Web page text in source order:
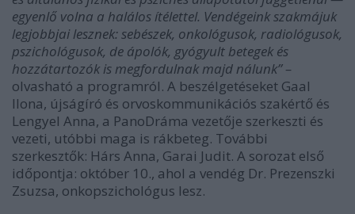
egyenlő volna a halálos ítélettel. Vendégeink szakmájuk
legjobbjai lesznek: sebészek, onkológusok, radiológusok,
pszichológusok, de ápolók, gyógyult betegek és
hozzátartozók is megfordulnak majd nálunk” –
olvasható a programról. A beszélgetéseket Gaal
Ilona, újságíró és orvoskommunikációs szakértő és
Lengyel Anna, a PanoDráma vezetője szerkeszti és
vezeti, utóbbi maga is rákbeteg. További
szerkesztők: Hárs Anna, Garai Judit. A sorozat első
időpontja: október 10., ahol a vendég Dr. Prezenszki
Zsuzsa, onkopszichológus lesz.